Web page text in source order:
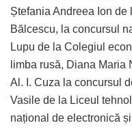
Ștefania Andreea Ion
Bălcescu, la concursul
Lupu de la Colegiul
limba rusă, Diana
Al. I. Cuza la concursul
Vasile de la Liceul
național de electronică